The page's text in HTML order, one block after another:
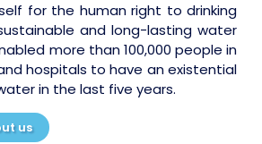
for the human right to drinking
and long-lasting water
more than 100,000 people in
hospitals to have an existential
in the last five years.
us